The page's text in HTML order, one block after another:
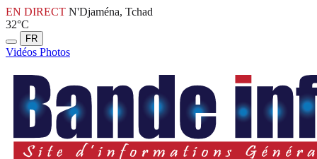
EN DIRECT N'Djaména, Tchad
32°C
FR
Vidéos Photos